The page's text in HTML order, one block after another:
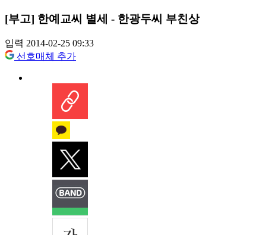
[부고] 한예교씨 별세 - 한광두씨 부친상
입력 2014-02-25 09:33
선호매체 추가